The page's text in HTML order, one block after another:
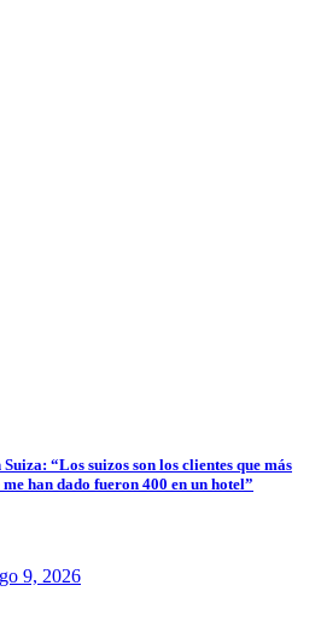
“Los suizos son los clientes que más
han dado fueron 400 en un hotel”
9, 2026